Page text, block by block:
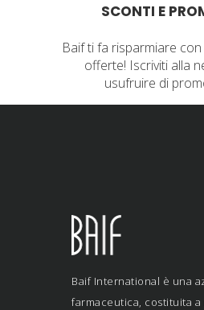
SCONTI E
Baif ti fa risparmiare
offerte! Iscriviti alla
usufruire di
Baif International è una
farmaceutica, costituita a